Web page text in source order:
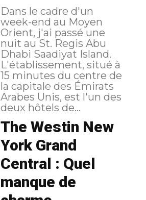
Dans le cadre d'un
week-end au Moyen
Orient, j'ai passé une
nuit au St. Regis Abu
Dhabi Saadiyat Island.
L'établissement, situé à
15 minutes du centre de
la capitale des Émirats
Arabes Unis, est l'un des
deux hôtels de...
The Westin New
York Grand
Central : Quel
manque de